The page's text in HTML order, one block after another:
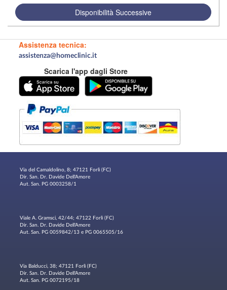
Disponibilità Successive
Assistenza tecnica:
assistenza@homeclinic.it
Scarica l'app dagli Store
Via del Camaldolino, 8; 47121 Forlì (FC)
Dir. San. Dr. Davide Dell'Amore
Aut. San. PG 0003258/1
Viale A. Gramsci, 42/44; 47122 Forlì (FC)
Dir. San. Dr. Davide Dell'Amore
Aut. San. PG 0059842/13 e PG 0065505/16
Via Balducci, 38; 47121 Forlì (FC)
Dir. San. Dr. Davide Dell'Amore
Aut. San. PG 0072195/18